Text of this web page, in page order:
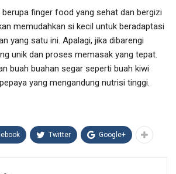
finger food yang sehat dan bergizi
memudahkan si kecil untuk beradaptasi
yang satu ini. Apalagi, jika dibarengi
unik dan proses memasak yang tepat.
buah buahan segar seperti buah kiwi
yang mengandung nutrisi tinggi.
Twitter Google+